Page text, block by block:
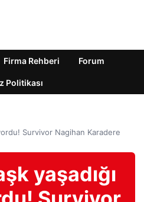
Firma Rehberi Forum
Politikası
Survivor Nagihan Karadere
yaşadığı